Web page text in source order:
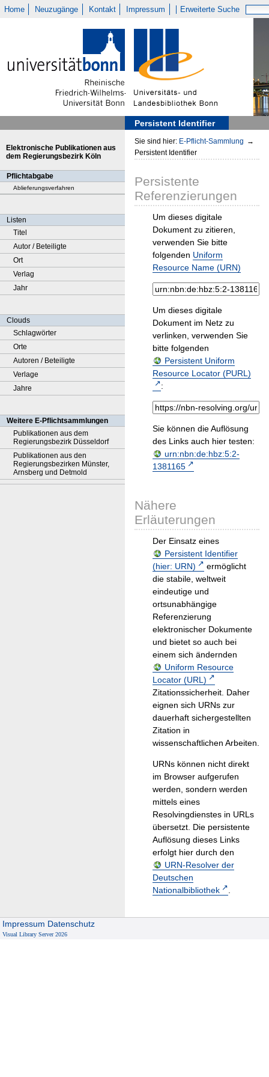
Home Neuzugänge Kontakt Impressum Erweiterte Suche
Persistent Identifier
Elektronische Publikationen aus
dem Regierungsbezirk Köln
Pflichtabgabe
Ablieferungsverfahren
Listen
Titel
Autor / Beteiligte
Ort
Verlag
Jahr
Clouds
Schlagwörter
Orte
Autoren / Beteiligte
Verlage
Jahre
Weitere E-Pflichtsammlungen
Publikationen aus dem
Regierungsbezirk Düsseldorf
Publikationen aus den
Regierungsbezirken Münster,
Arnsberg und Detmold
Sie sind hier: E-Pflicht-Sammlung →
Persistent Identifier
Persistente
Referenzierungen
Um dieses digitale
Dokument zu zitieren,
verwenden Sie bitte
folgenden Uniform
Resource Name (URN)
Um dieses digitale
Dokument im Netz zu
verlinken, verwenden Sie
bitte folgenden
Persistent Uniform
Resource Locator (PURL)
:
Sie können die Auflösung
des Links auch hier testen:
urn:nbn:de:hbz:5:2-
1381165
Nähere
Erläuterungen
Der Einsatz eines
Persistent Identifier
(hier: URN)
ermöglicht
die stabile, weltweit
eindeutige und
ortsunabhängige
Referenzierung
elektronischer Dokumente
und bietet so auch bei
einem sich ändernden
Uniform Resource
Locator (URL)
Zitationssicherheit. Daher
eignen sich URNs zur
dauerhaft sichergestellten
Zitation in
wissenschaftlichen Arbeiten.
URNs können nicht direkt
im Browser aufgerufen
werden, sondern werden
mittels eines
Resolvingdienstes in URLs
übersetzt. Die persistente
Auflösung dieses Links
erfolgt hier durch den
URN-Resolver der
Deutschen
Nationalbibliothek
.
Impressum Datenschutz
Visual Library Server 2026